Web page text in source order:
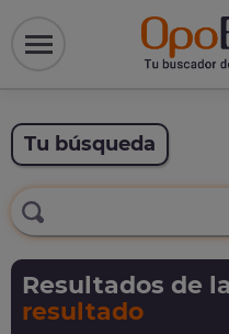
Tu búsqueda
Resultados de
resultado